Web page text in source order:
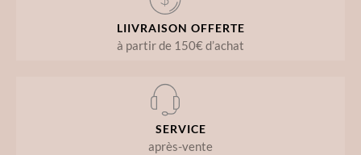
LIIVRAISON OFFERTE
à partir de 150€ d’achat
SERVICE
après-vente